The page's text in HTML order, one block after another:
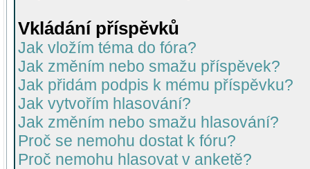
Vkládání příspěvků
Jak vložím téma do fóra?
Jak změním nebo smažu příspěvek?
Jak přidám podpis k mému příspěvku?
Jak vytvořím hlasování?
Jak změním nebo smažu hlasování?
Proč se nemohu dostat k fóru?
Proč nemohu hlasovat v anketě?